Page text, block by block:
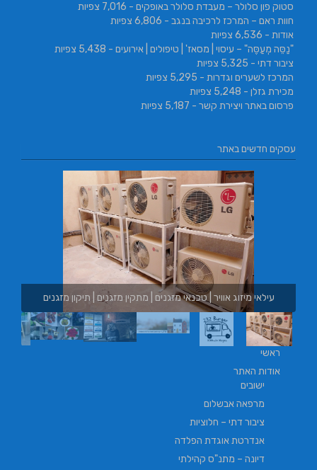
סטוק פון סלולר – מעבדת סלולר באופקים - 7,016 צפיות
חוות ראם – המרכז לרכיבה בנגב - 6,806 צפיות
אודות - 6,536 צפיות
"נַסֵּה מְעַסֶּה" – עיסוי | מסאז' | טיפולים | אירועים - 5,438 צפיות
ציבור דתי - 5,325 צפיות
המרכז לשערים וגדרות - 5,295 צפיות
מכירת גזלן - 5,248 צפיות
פרסום באתר ויצירת קשר - 5,187 צפיות
עסקים חדשים באתר
מזגנים | תיקון מזגנים בורגר באשכול | בורגר 232 | Burger 232 | בורגר בר
ראשי
אודות האתר
ישובים
מרפאה אבשלום
ציבור דתי – חלוציות
אנדרטת אוגדת הפלדה
דיונה – מתנ"ס קהילתי